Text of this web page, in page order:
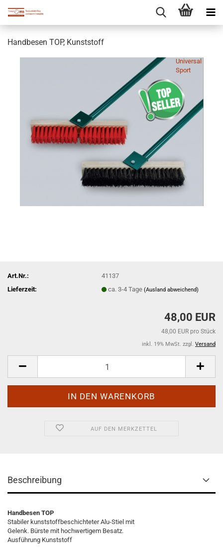
Handbesen TOP, Kunststoff
Universal
Sport
Art.Nr.:
41137
Lieferzeit:
ca. 3-4 Tage(Ausland abweichend)
48,00 EUR
48,00 EUR pro Stück
inkl. 19% MwSt. zzgl. Versand
AUF DEN MERKZETTEL
Beschreibung
Handbesen TOP
Stabiler kunststoffbeschichteter Alu-Stiel mit
Gelenk. Bürste mit hochwertigem Besatz.
Ausführung Kunststoff